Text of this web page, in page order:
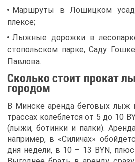
Марш­ру­ты в Ло­шиц­ком
плек­се;
Лыж­ные до­рож­ки в
сто­поль­ском пар­ке, Са­ду
Пав­ло­ва.
Сколь­ко сто­ит про­кат
го­ро­дом
В Мин­ске арен­да бе­го­вых лыж
трас­сах ко­леб­лет­ся от 5 до 10
(лы­жи, бо­тин­ки и пал­ки).
на­при­мер, в «Си­ли­чах»
дня неде­ли, в 10 – 13 BYN,